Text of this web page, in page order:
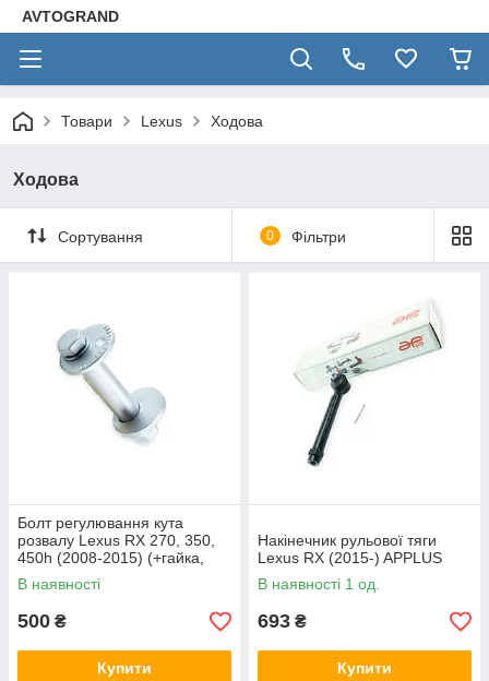
AVTOGRAND
Товари Lexus Ходова
Ходова
Сортування 0 Фільтри
Болт регулювання кута
розвалу Lexus RX 270, 350,
450h (2008-2015) (+гайка,
шайба) Walline
В наявності
500 ₴
Купити
Накінечник рульової тяги
Lexus RX (2015-) APPLUS
В наявності 1 од.
693 ₴
Купити